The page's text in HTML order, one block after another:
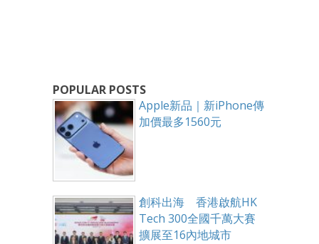
POPULAR POSTS
Apple新品｜新iPhone傳
加價最多1560元
創科出海 香港啟航HK
Tech 300全國千萬大賽
擴展至16內地城市